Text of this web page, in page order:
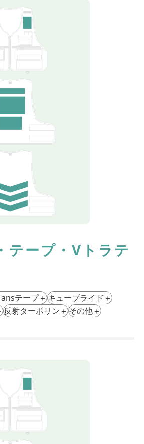
テープ・Vトラテ
テープ＋キューブライド ＋
反射ターポリン ＋その他＋